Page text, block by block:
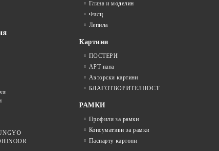
Глина и моделин
Филц
Лепила
Картини
ПОСТЕРИ
АРТ пана
Авторски картини
БЛАГОТВОРИТЕЛНОСТ
РАМКИ
Профили за рамки
Консумативи за рамки
Паспарту картони